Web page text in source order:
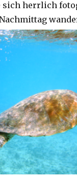
sich herrlich